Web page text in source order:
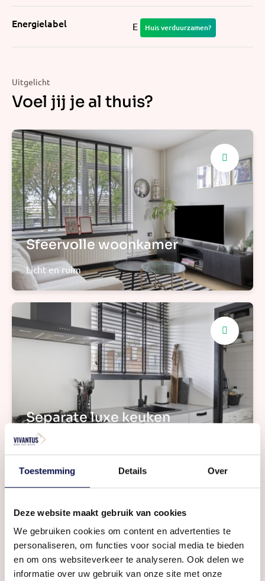
Toestemming Details Over
Deze website maakt gebruik van cookies
We gebruiken cookies om content en advertenties te
personaliseren, om functies voor social media te bieden
en om ons websiteverkeer te analyseren. Ook delen we
informatie over uw gebruik van onze site met onze
Energielabel E Huis verduurzamen?
Uitgelicht
Voel jij je al thuis?
Sfeervolle woonkamer
Licht en ruim
Separate luxe keuken
Recent vernieuwd